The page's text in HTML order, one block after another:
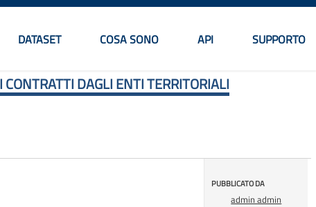
Menu principale
DATASET COSA SONO API SUPPORTO
DAGLI ENTI TERRITORIALI
PUBBLICATO DA
admin admin